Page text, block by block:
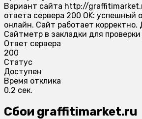
Вариант сайта http://
ответа сервера 200 OK: успешный
онлайн. Сайт работает корректно.
Сайтметр в закладки для
Ответ сервера
200
Статус
Доступен
Время отклика
0.2 сек.
Сбои graffitimarket.ru